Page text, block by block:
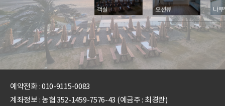
층 바다방 2층 객실 오션뷰 나
예약전화 :010-9115-0083
계좌정보 : 농협 352-1459-7576-43 (예금주 : 최경란)